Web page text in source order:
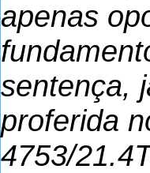
apenas
sentença,
proferida
4753/